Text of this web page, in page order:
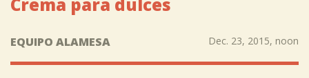
EQUIPO ALAMESA Dec. 23, 2015, noon